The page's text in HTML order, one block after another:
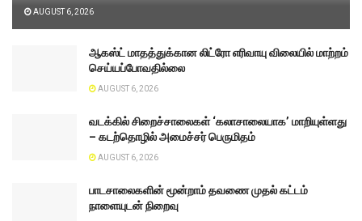
AUGUST 6, 2026
ஆகஸ்ட் மாதத்துக்கான லிட்ரோ எரிவாயு விலையில் மாற்றம்
செய்யப்போவதில்லை
AUGUST 6, 2026
வடக்கில் சிறைச்சாலைகள் ‘கலாசாலையாக’ மாறியுள்ளது
– கடற்தொழில் அமைச்சர் பெருமிதம்
AUGUST 6, 2026
பாடசாலைகளின் மூன்றாம் தவணை முதல் கட்டம்
நாளையுடன் நிறைவு